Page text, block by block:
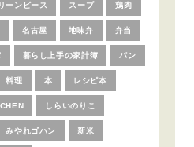
ーンピース スープ 鶏肉
名古屋 地味弁 弁当
暮らし上手の家計簿 パン
料理 本 レシピ本
しらいのりこ
みやれゴハン 新米